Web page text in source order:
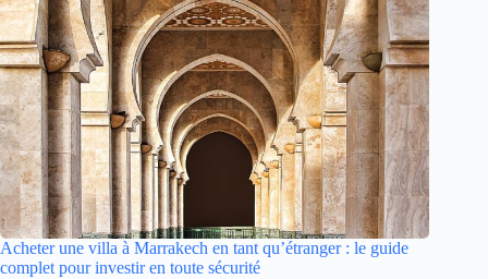
Acheter une villa à Marrakech en tant qu’étranger : le guide
complet pour investir en toute sécurité